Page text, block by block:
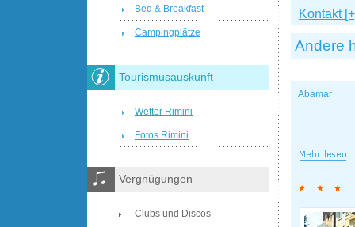
Kontakt
Andere
Abamar
Bed & Breakfast
Campingplätze
Tourismusauskunft
Wetter Rimini
Fotos Rimini
Vergnügungen
Clubs und Discos